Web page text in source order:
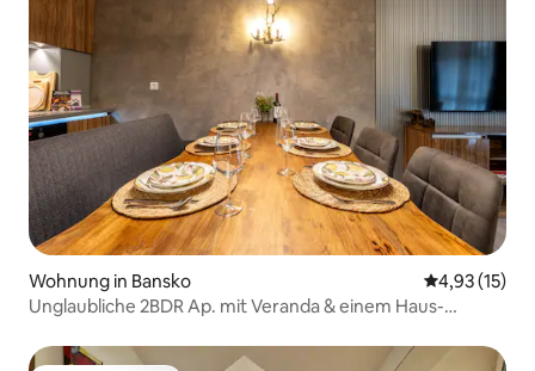
Wohnung in Bansko
4,93 (15)
Unglaubliche 2BDR Ap. mit Veranda & einem Haus-